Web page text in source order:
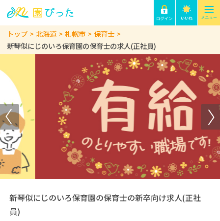
トップ 北海道 札幌市
保育士
新琴似にじのいろ保育園の保育士の求人(正社員)
新琴似にじのいろ保育園の保育士の新卒向け求人(正社
員)